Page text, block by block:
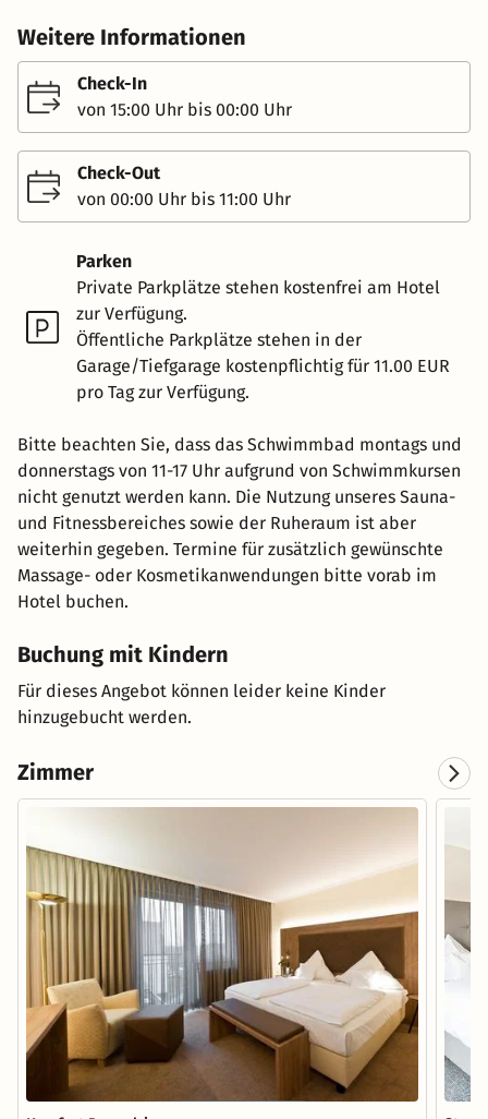
Weitere Informationen
Check-In
von 15:00 Uhr bis 00:00 Uhr
Check-Out
von 00:00 Uhr bis 11:00 Uhr
Parken
Private Parkplätze stehen kostenfrei am Hotel
zur Verfügung.
Öffentliche Parkplätze stehen in der
Garage/Tiefgarage kostenpflichtig für 11.00 EUR
pro Tag zur Verfügung.
Bitte beachten Sie, dass das Schwimmbad montags und
donnerstags von 11-17 Uhr aufgrund von Schwimmkursen
nicht genutzt werden kann. Die Nutzung unseres Sauna-
und Fitnessbereiches sowie der Ruheraum ist aber
weiterhin gegeben. Termine für zusätzlich gewünschte
Massage- oder Kosmetikanwendungen bitte vorab im
Hotel buchen.
Buchung mit Kindern
Für dieses Angebot können leider keine Kinder
hinzugebucht werden.
Zimmer